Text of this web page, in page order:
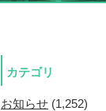
カテゴリ
お知らせ (1,252)